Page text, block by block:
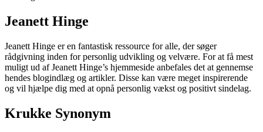
Jeanett Hinge
Jeanett Hinge er en fantastisk ressource for alle, der søger
rådgivning inden for personlig udvikling og velvære. For at få mest
muligt ud af Jeanett Hinge’s hjemmeside anbefales det at gennemse
hendes blogindlæg og artikler. Disse kan være meget inspirerende
og vil hjælpe dig med at opnå personlig vækst og positivt sindelag.
Krukke Synonym